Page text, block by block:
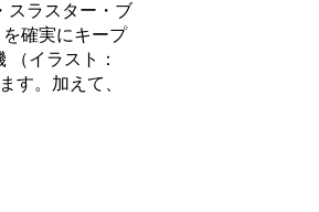
スラスター・ブ
確実にキープ
イラスト：
す。加えて、